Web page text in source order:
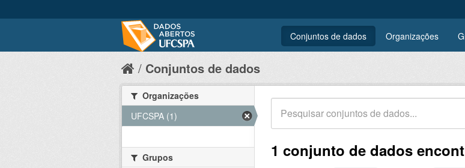
Conjuntos de dados Organizações
Conjuntos de dados
1 conjunto de dados
Organizações
UFCSPA (1)
Grupos